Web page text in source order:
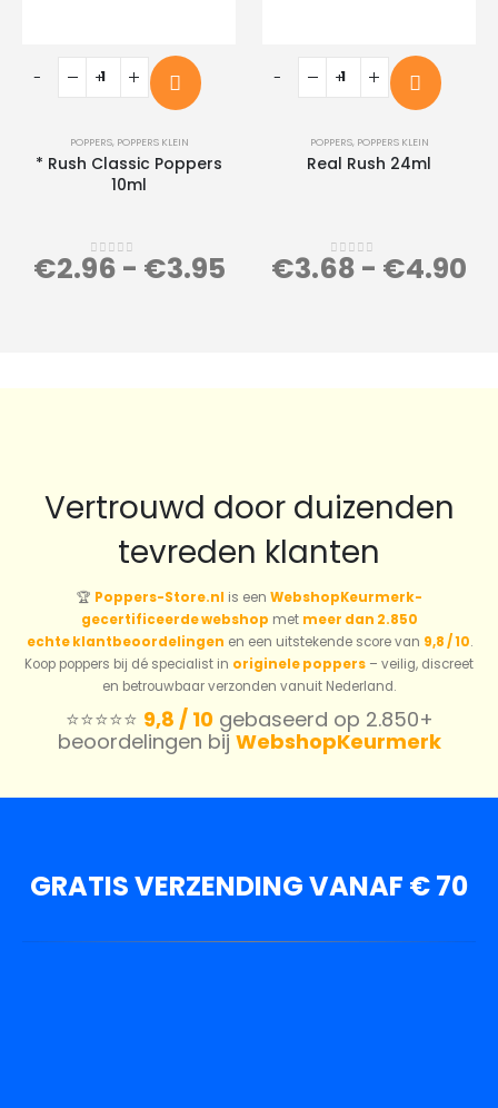
POPPERS, POPPERS KLEIN
* Rush Classic Poppers
10ml
0 out of 5
€2.96 - €3.95
POPPERS, POPPERS KLEIN
Real Rush 24ml
0 out of 5
€3.68 - €4.90
- + - +
Vertrouwd door duizenden
tevreden klanten
🏆 Poppers-Store.nl is een WebshopKeurmerk-
gecertificeerde webshop met meer dan 2.850
echte klantbeoordelingen en een uitstekende score van 9,8 / 10.
Koop poppers bij dé specialist in originele poppers – veilig, discreet
en betrouwbaar verzonden vanuit Nederland.
⭐️⭐️⭐️⭐️⭐️ 9,8 / 10gebaseerd op 2.850+
beoordelingen bij WebshopKeurmerk
GRATIS VERZENDING VANAF € 70